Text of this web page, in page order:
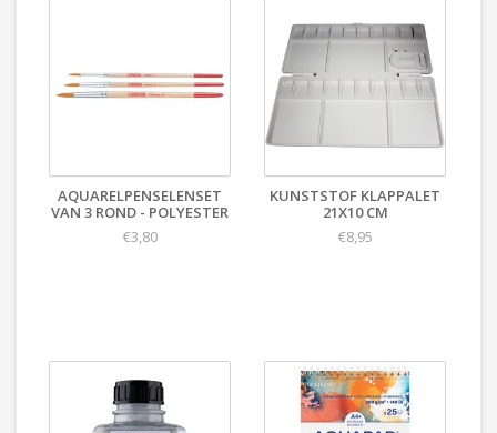
AQUARELPENSELENSET
VAN 3 ROND - POLYESTER
€3,80
KUNSTSTOF KLAPPALET
21X10 CM
€8,95